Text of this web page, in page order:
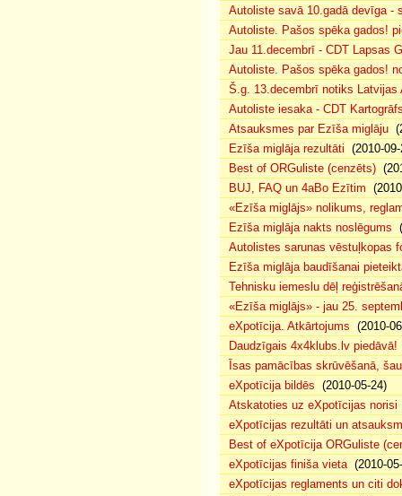
Autoliste savā 10.gadā devīga -
Autoliste. Pašos spēka gados!
Jau 11.decembrī - CDT Lapsas
Autoliste. Pašos spēka gados!
Š.g. 13.decembrī notiks Latvijas
Autoliste iesaka - CDT
Atsauksmes par Ezīša miglāju
Ezīša miglāja rezultāti (2010-
Best of ORGuliste (cenzēts)
BUJ, FAQ un 4aBo Ezītim
«Ezīša miglājs» nolikums,
Ezīša miglāja nakts noslēgums
Autolistes sarunas vēstuļkopas
Ezīša miglāja baudīšanai
Tehnisku iemeslu dēļ
«Ezīša miglājs» - jau 25.
eXpotīcija. Atkārtojums (2010-
Daudzīgais 4x4klubs.lv piedāvā!
Īsas pamācības skrūvēšanā,
eXpotīcija bildēs (2010-05-24)
Atskatoties uz eXpotīcijas norisi
eXpotīcijas rezultāti un
Best of eXpotīcija ORGuliste
eXpotīcijas finiša vieta(2010-
eXpotīcijas reglaments un citi